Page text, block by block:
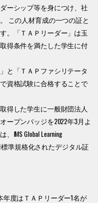
ーシップ等を身につけ、社
この人材育成の一つの証と
。「ＴＡＰリーダー」は玉
得条件を満たした学生に付
と「ＴＡＰファシリテータ
資格試験に合格することで
得した学生に一般財団法人
ープンバッジを2022年3月よ
IMS Global Learning
標準規格化されたデジタル証
度はＴＡＰリーダー1名が